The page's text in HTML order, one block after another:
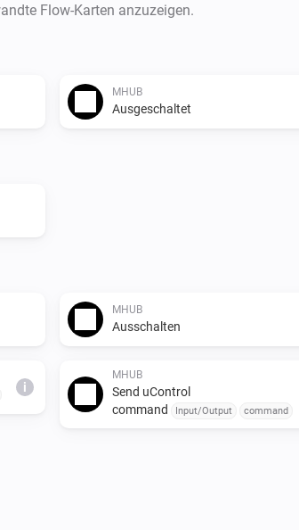
Flow-Karten anzuzeigen.
MHUB
Ausgeschaltet
MHUB
Ausschalten
i
MHUB
Send uControl
command
Input/Output command